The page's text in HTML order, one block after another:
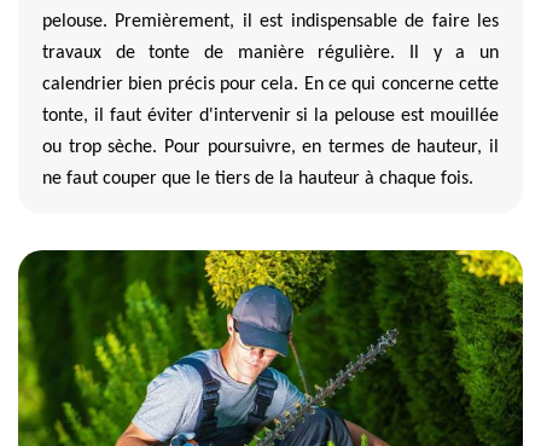
pelouse. Premièrement, il est indispensable de faire les
travaux de tonte de manière régulière. Il y a un
calendrier bien précis pour cela. En ce qui concerne cette
tonte, il faut éviter d'intervenir si la pelouse est mouillée
ou trop sèche. Pour poursuivre, en termes de hauteur, il
ne faut couper que le tiers de la hauteur à chaque fois.